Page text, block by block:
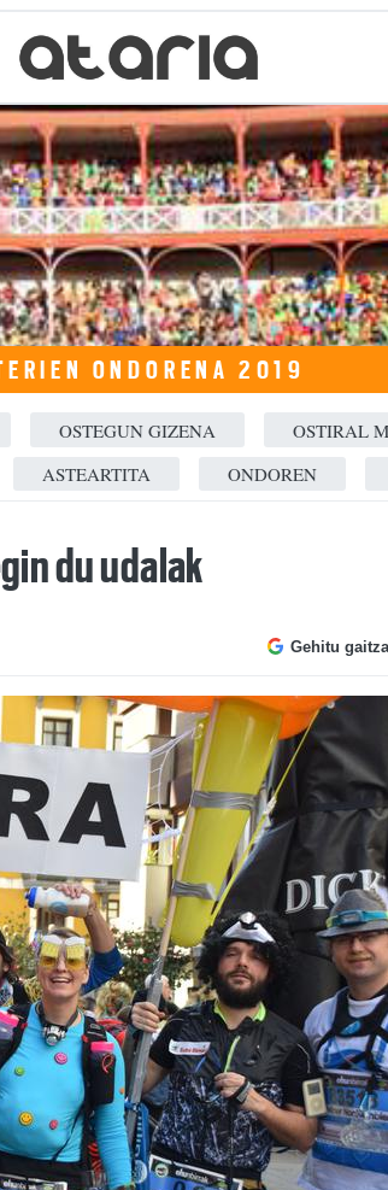
ONDORENA 2019
OSTEGUN GIZENA
OSTIRAL
ASTEARTITA ONDOREN
du udalak
Gehitu